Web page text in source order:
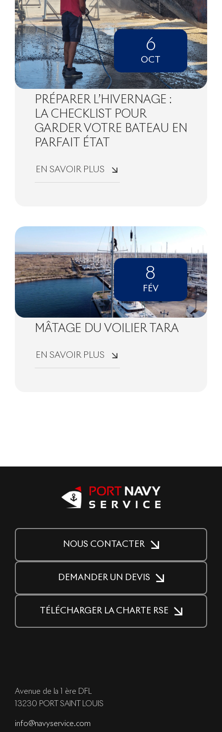
6
OCT
PRÉPARER L’HIVERNAGE :
LA CHECKLIST POUR
GARDER VOTRE BATEAU EN
PARFAIT ÉTAT
EN SAVOIR PLUS
8
FÉV
MÂTAGE DU VOILIER TARA
EN SAVOIR PLUS
NOUS CONTACTER
DEMANDER UN DEVIS
TÉLÉCHARGER LA CHARTE RSE
Avenue de la 1 ère DFL
13230 PORT SAINT LOUIS
info@navyservice.com